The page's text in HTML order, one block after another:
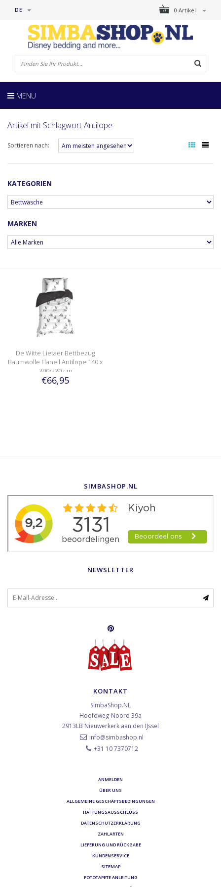
0 Artikel
DE
MENU
Artikel mit Schlagwort Antilope
Sortieren nach:
KATEGORIEN
MARKEN
De Witte Lietaer Bettbezug
Baumwolle Flanell Antilope 140 x
200/220 cm
€66,95
SIMBASHOP.NL
NEWSLETTER
KONTAKT
SimbaShop.NL
Hoofdweg-Noord 39a
2913LB Nieuwerkerk aan den IJssel
info@simbashop.nl
+31 10 7370712
ANMELDEN
ÜBER UNS
ALLGEMEINE GESCHÄFTSBEDINGUNGEN
HAFTUNGSAUSSCHLUSS
DATENSCHUTZERKLÄRUNG
ZAHLARTEN
LIEFERUNG UND RÜCKGABE
KUNDENSERVICE
SITEMAP
FOTOTAPETE ANLEITUNG